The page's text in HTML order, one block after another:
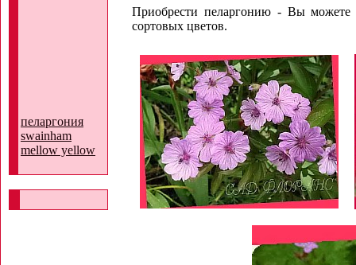
пеларгония
swainham
mellow yellow
Приобрести пеларгонию - Вы можете
сортовых цветов.